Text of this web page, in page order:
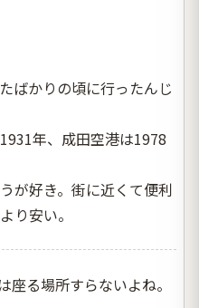
ばかりの頃に行ったんじ
年、成田空港は1978
が好き。街に近くて便利
り安い。
座る場所すらないよね。